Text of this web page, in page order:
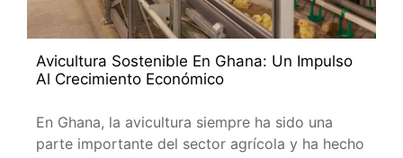
Avicultura Sostenible En Ghana: Un Impulso
Al Crecimiento Económico
En Ghana, la avicultura siempre ha sido una
parte importante del sector agrícola y ha hecho